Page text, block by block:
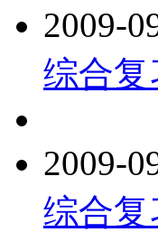
2009-
综合
2009-
综合